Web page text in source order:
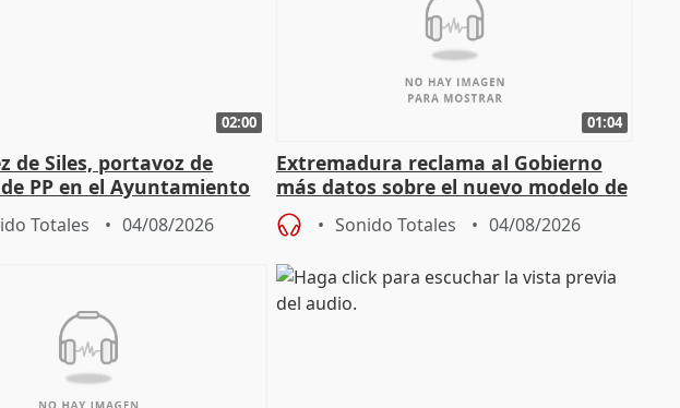
02:00
de Siles, portavoz de
PP en el Ayuntamiento
deja la política
Totales 04/08/2026
01:04
Extremadura reclama al Gobierno
más datos sobre el nuevo modelo de
financiación
Sonido Totales 04/08/2026